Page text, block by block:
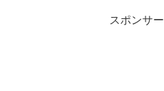
スポンサ